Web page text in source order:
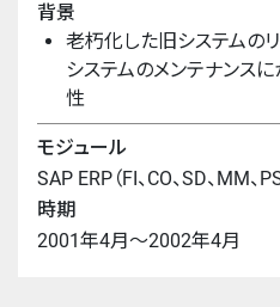
背景
老朽化した旧システムの
システムのメンテナンス
性
モジュール
SAP ERP（FI、CO、SD、MM、PS
時期
2001年4月～2002年4月